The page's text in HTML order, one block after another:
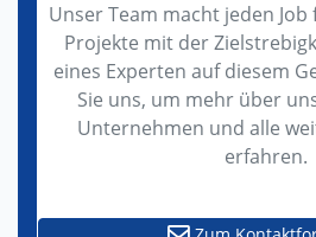
Unser Team macht jeden
Projekte mit der
eines Experten auf diesem
Sie uns, um mehr über
Unternehmen und alle
erfahren.